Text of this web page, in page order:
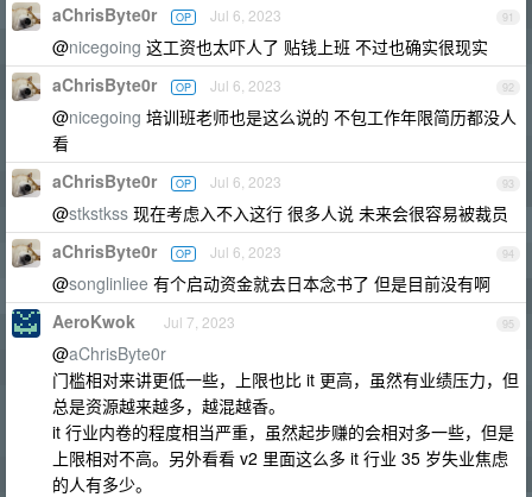
91
aChrisByte0r OP Jul 6, 2023
@nicegoing 这工资也太吓人了 贴钱上班 不过也确实很现实
92
aChrisByte0r OP Jul 6, 2023
@nicegoing 培训班老师也是这么说的 不包工作年限简历都没人
看
93
aChrisByte0r OP Jul 6, 2023
@stkstkss 现在考虑入不入这行 很多人说 未来会很容易被裁员
94
aChrisByte0r OP Jul 6, 2023
@songlinliee 有个启动资金就去日本念书了 但是目前没有啊
95
AeroKwok Jul 7, 2023
@aChrisByte0r
门槛相对来讲更低一些，上限也比 it 更高，虽然有业绩压力，但
总是资源越来越多，越混越香。
it 行业内卷的程度相当严重，虽然起步赚的会相对多一些，但是
上限相对不高。另外看看 v2 里面这么多 it 行业 35 岁失业焦虑
的人有多少。